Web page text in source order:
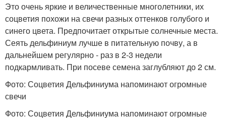
Это очень яркие и величественные многолетники, их
соцветия похожи на свечи разных оттенков голубого и
синего цвета. Предпочитает открытые солнечные места.
Сеять дельфиниум лучше в питательную почву, а в
дальнейшем регулярно - раз в 2-3 недели
подкармливать. При посеве семена заглубляют до 2 см.
Фото: Соцветия Дельфиниума напоминают огромные
свечи
Фото: Соцветия Дельфиниума напоминают огромные